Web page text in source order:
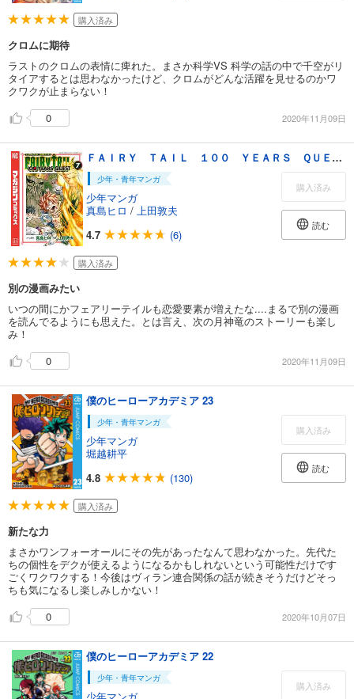
購入済み
クロムに期待
ラストのクロムの表情に痺れた。まさか科学VS 科学の話の中で千空がリ
タイアするとは思わなかったけど、クロムがどんな活躍を見せるのかワ
クワクが止まらない！
0
2020年11月09日
ＦＡＩＲＹ ＴＡＩＬ １００ ＹＥＡＲＳ ＱＵＥＳＴ（７）
少年・青年マンガ
少年マンガ
真島ヒロ / 上田敦夫
4.7
(6)
購入済み
読む
購入済み
別の漫画みたい
いつの間にかフェアリーテイルも恋愛要素が増えたな....まるで別の漫画
を読んでるようにも思えた。とは言え、次の月神竜のストーリーも楽し
み！
0
2020年11月09日
僕のヒーローアカデミア 23
少年・青年マンガ
少年マンガ
堀越耕平
4.8
(130)
購入済み
読む
購入済み
新たな力
まさかワンフォーオールにその先があったなんて思わなかった。先代た
ちの個性をデクが使えるようになるかもしれないという可能性だけです
ごくワクワクする！今後はヴィラン連合関係の話が続きそうだけどそっ
ちも気になるし楽しみしかない！
0
2020年10月07日
僕のヒーローアカデミア 22
少年・青年マンガ
購入済み